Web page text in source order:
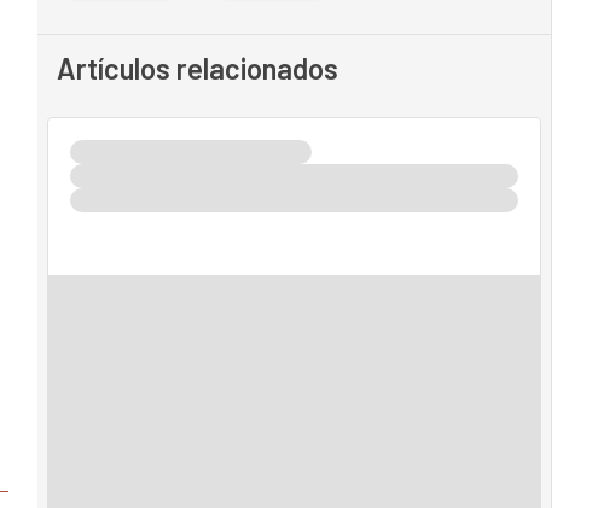
Artículos relacionados